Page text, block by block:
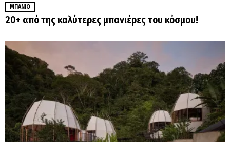
ΜΠΆΝΙΟ
20+ από της καλύτερες μπανιέρες του κόσμου!